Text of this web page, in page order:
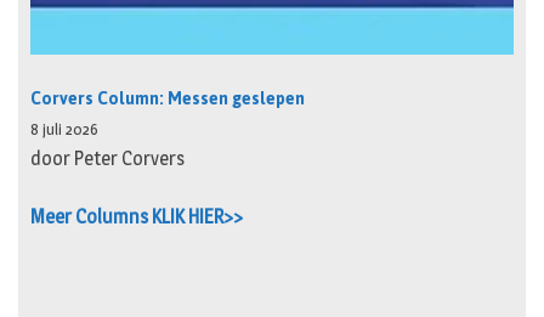
Corvers Column: Messen geslepen
8 juli 2026
door Peter Corvers
Meer Columns KLIK HIER>>